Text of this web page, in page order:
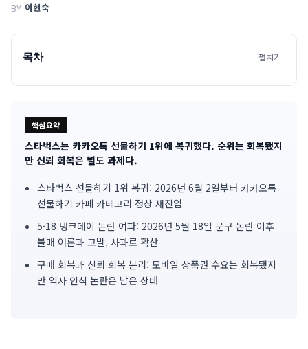
BY 이현숙
목차 펼치기
핵심요약
기
심
스타벅스는 카카오톡 선물하기 1위에 복귀했다. 순위는 회복됐지
만 신뢰 회복은 별도 과제다.
스타벅스 선물하기 1위 복귀: 2026년 6월 2일부터 카카오톡
선물하기 카페 카테고리 정상 재진입
5·18 탱크데이 논란 여파: 2026년 5월 18일 문구 논란 이후
불매 여론과 고발, 사과로 확산
구매 회복과 신뢰 회복 분리: 모바일 상품권 수요는 회복됐지
만 역사 인식 논란은 남은 상태